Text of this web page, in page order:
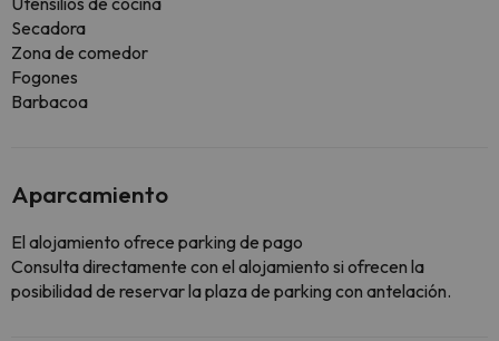
Secadora
Zona de comedor
Fogones
Barbacoa
Aparcamiento
El alojamiento ofrece parking de pago
Consulta directamente con el alojamiento si ofrecen la
posibilidad de reservar la plaza de parking con antelación.